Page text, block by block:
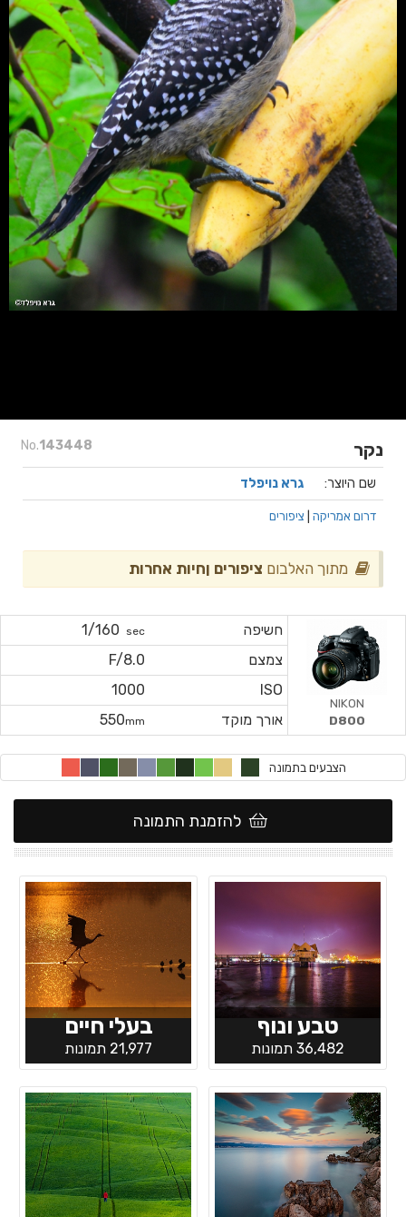
No.143448 נקר
שם היוצר: גרא נויפלד
דרום אמריקה ציפורים
מתוך האלבום ציפורים ןחיות אחרות
חשיפה sec
1/160
צמצם
F/8.0
ISO
1000
אורך מוקד
550mm
NIKON
D800
הצבעים בתמונה
להזמנת התמונה
טבע ונוף
36,482 תמונות
בעלי חיים
21,977 תמונות